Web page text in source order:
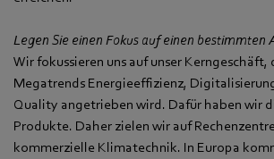
Legen Sie einen Fokus auf einen bestimmten
Wir fokussieren uns auf unser Kerngeschäft,
Megatrends Energieeffizienz,
Quality angetrieben wird. Dafür haben wir
Produkte. Daher zielen wir auf
kommerzielle Klimatechnik. In Europa